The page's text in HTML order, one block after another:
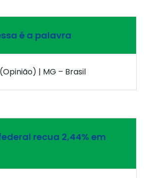
é a palavra
| MG – Brasil
recua 2,44% em